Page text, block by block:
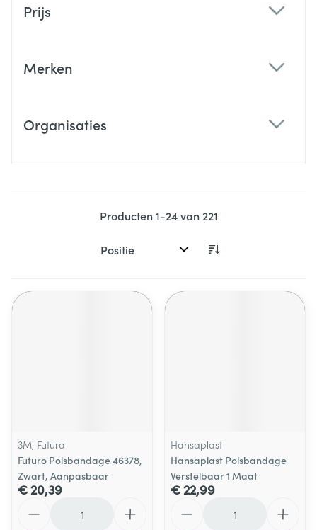
Prijs
Merken
Organisaties
Producten1-24van 221
Sorteer op:
3M, Futuro
Futuro Polsbandage 46378,
Zwart, Aanpasbaar
€ 20,39
Hansaplast
Hansaplast Polsbandage
Verstelbaar 1 Maat
€ 22,99